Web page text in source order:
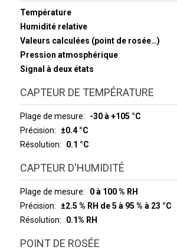
Température
Humidité relative
Valeurs calculées (point de rosée…)
Pression atmosphérique
Signal à deux états
CAPTEUR DE TEMPÉRATURE
Plage de mesure
-30 à +105 °C
Précision
±0.4 °C
Résolution
0.1 °C
CAPTEUR D'HUMIDITÉ
Plage de mesure
0 à 100 % RH
Précision
±2.5 % RH de 5 à 95 % à 23 °C
Résolution
0.1% RH
POINT DE ROSÉE